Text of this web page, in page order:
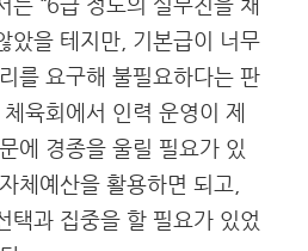
는 “6급 정도의 실무진을 채
았을 테지만, 기본급이 너무
를 요구해 불필요하다는 판
육회에서 인력 운영이 제
에 경종을 울릴 필요가 있
체예산을 활용하면 되고,
택과 집중을 할 필요가 있었